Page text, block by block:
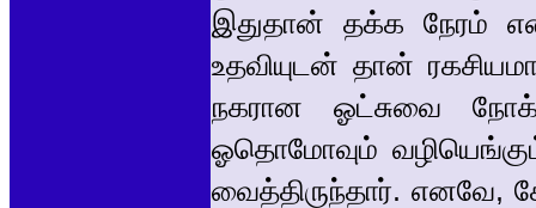
இதுதான் தக்க நேரம்
உதவியுடன் தான்
நகரான ஓட்சுவை
ஓதொமோவும்
வைத்திருந்தார். எனவே,